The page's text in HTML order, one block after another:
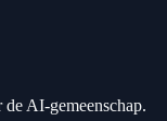
AI-gemeenschap.